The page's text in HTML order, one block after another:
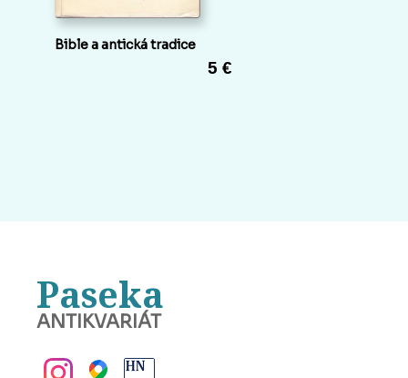
Bible a antická tradice
5 €
Paseka
ANTIKVARIÁT